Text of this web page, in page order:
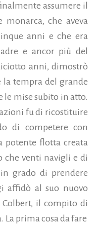
assumere il
monarca, che aveva
anni e che era
e ancor più del
anni, dimostrò
tempra del grande
le mise subito in atto.
fu di ricostituire
di competere con
potente flotta creata
che venti navigli e di
grado di prendere
affidò al suo nuovo
il compito di
prima cosa da fare